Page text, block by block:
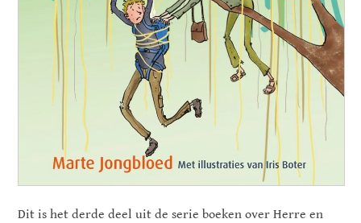
Dit is het derde deel uit de serie boeken over Herre en